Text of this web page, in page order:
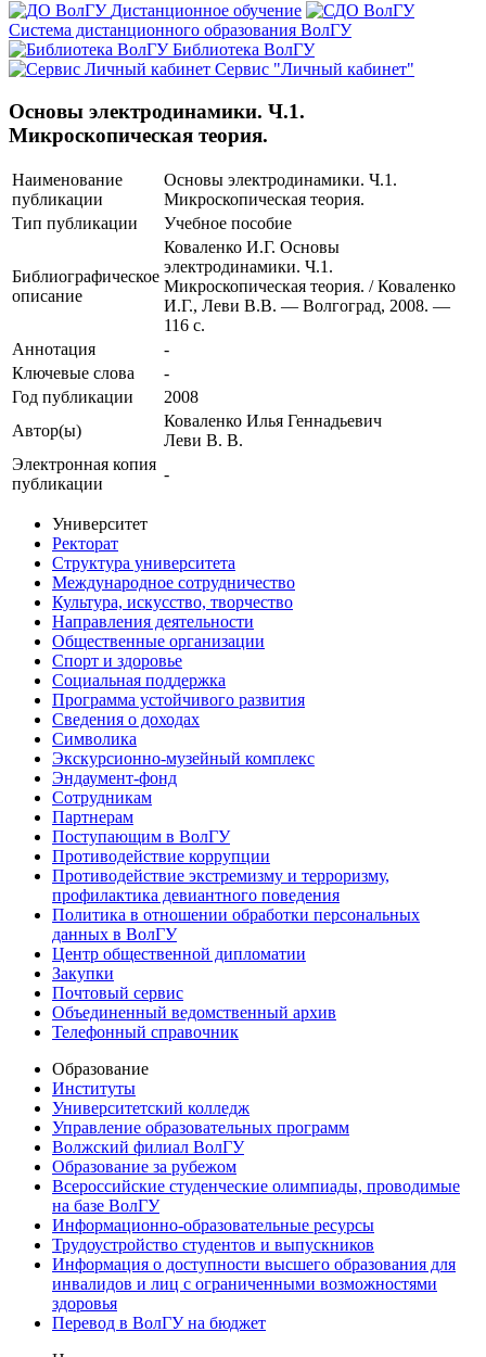
Дистанционное обучение
Система дистанционного образования ВолГУ
Библиотека ВолГУ
Сервис "Личный кабинет"
Основы электродинамики. Ч.1.
Микроскопическая теория.
Наименование
публикации
Основы электродинамики. Ч.1.
Микроскопическая теория.
Тип публикации
Учебное пособие
Библиографическое
описание
Коваленко И.Г. Основы
электродинамики. Ч.1.
Микроскопическая теория. / Коваленко
И.Г., Леви В.В. — Волгоград, 2008. —
116 с.
Аннотация
-
Ключевые cлова
-
Год публикации
2008
Автор(ы)
Коваленко Илья Геннадьевич
Леви В. В.
Электронная копия
публикации
-
Университет
Ректорат
Структура университета
Международное сотрудничество
Культура, искусство, творчество
Направления деятельности
Общественные организации
Спорт и здоровье
Социальная поддержка
Программа устойчивого развития
Сведения о доходах
Символика
Экскурсионно-музейный комплекс
Эндаумент-фонд
Сотрудникам
Партнерам
Поступающим в ВолГУ
Противодействие коррупции
Противодействие экстремизму и терроризму,
профилактика девиантного поведения
Политика в отношении обработки персональных
данных в ВолГУ
Центр общественной дипломатии
Закупки
Почтовый сервис
Объединенный ведомственный архив
Телефонный справочник
Образование
Институты
Университетский колледж
Управление образовательных программ
Волжский филиал ВолГУ
Образование за рубежом
Всероссийские студенческие олимпиады, проводимые
на базе ВолГУ
Информационно-образовательные ресурсы
Трудоустройство студентов и выпускников
Информация о доступности высшего образования для
инвалидов и лиц с ограниченными возможностями
здоровья
Перевод в ВолГУ на бюджет